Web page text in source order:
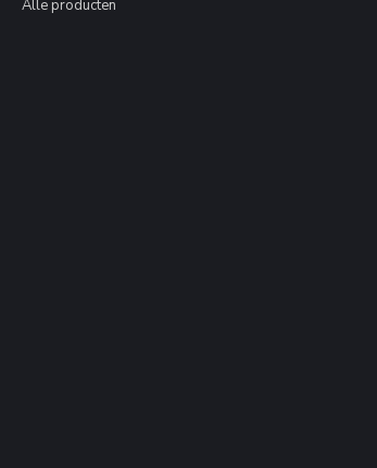
Alle producten